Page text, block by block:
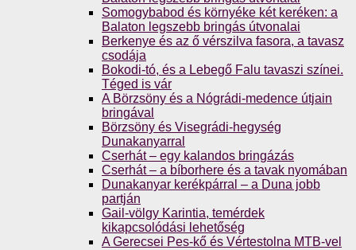
Somogybabod és környéke két keréken: a
Balaton legszebb bringás útvonalai
Berkenye és az ő vérszilva fasora, a tavasz
csodája
Bokodi-tó, és a Lebegő Falu tavaszi színei.
Téged is vár
A Börzsöny és a Nógrádi-medence útjain
bringával
Börzsöny és Visegrádi-hegység
Dunakanyarral
Cserhát – egy kalandos bringázás
Cserhát – a bíborhere és a tavak nyomában
Dunakanyar kerékpárral – a Duna jobb
partján
Gail-völgy Karintia, temérdek
kikapcsolódási lehetőség
A Gerecsei Pes-kő és Vértestolna MTB-vel